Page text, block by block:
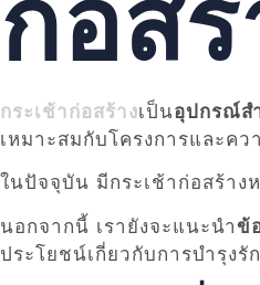
ก่อสร้
กระเช้าก่อสร้างเป็นอุปกรณ์ส
เหมาะสมกับโครงการและค
ในปัจจุบัน มีกระเช้าก่อสร้าง
นอกจากนี้ เรายังจะแนะนำข้
ประโยชน์เกี่ยวกับการบำรุงรั